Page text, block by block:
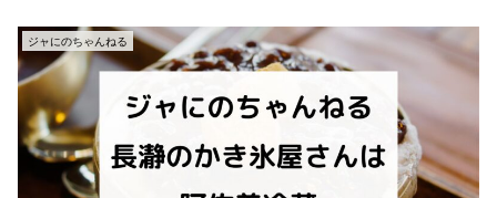
ジャにのちゃんねる